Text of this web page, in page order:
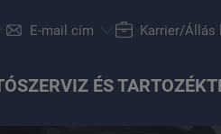
SZERVIZ ÉS TARTOZÉK
E-mail cím Karrier/Állás